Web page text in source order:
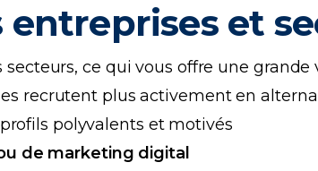
entreprises et
ce qui vous offre une grande
recrutent plus activement en
polyvalents et motivés
de marketing digital